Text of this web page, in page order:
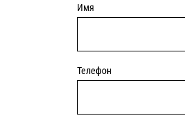
Имя
Телефон